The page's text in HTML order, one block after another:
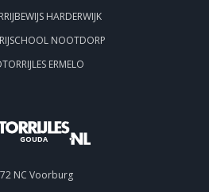
HARDERWIJK
NOOTDORP
ERMELO
GOUDA
NC Voorburg